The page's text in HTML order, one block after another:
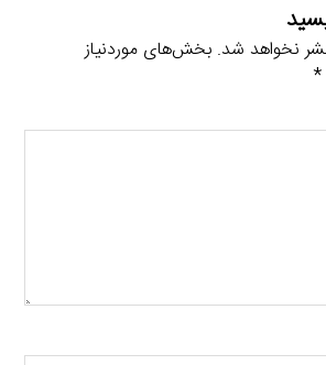
نخواهد شد. بخش‌های موردنیاز
*